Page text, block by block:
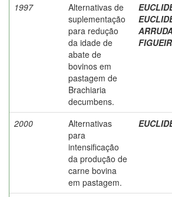
1997
Alternativas de
suplementação
para redução
da idade de
abate de
bovinos em
pastagem de
Brachiaria
decumbens.
2000
Alternativas
para
intensificação
da produção de
carne bovina
em pastagem.